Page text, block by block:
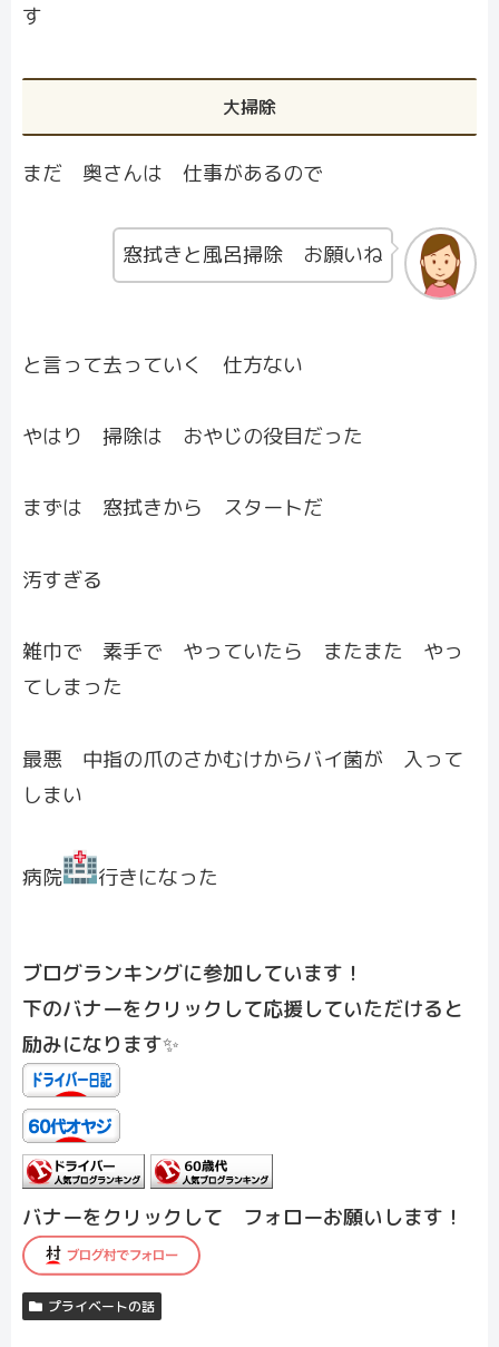
す
大掃除
まだ 奥さんは 仕事があるので
窓拭きと風呂掃除 お願いね
と言って去っていく 仕方ない
やはり 掃除は おやじの役目だった
まずは 窓拭きから スタートだ
汚すぎる
雑巾で 素手で やっていたら またまた やっ
てしまった
最悪 中指の爪のさかむけからバイ菌が 入って
しまい
病院 行きになった
ブログランキングに参加しています！
下のバナーをクリックして応援していただけると
励みになります✨
バナーをクリックして フォローお願いします！
プライベートの話